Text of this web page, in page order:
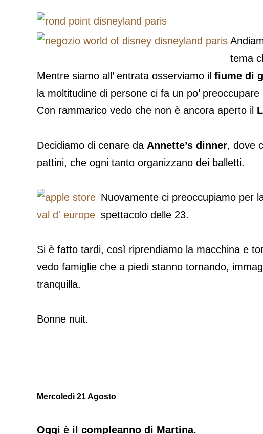
tema
Mentre siamo all’ entrata osserviamo il fiume di
la moltitudine di persone ci fa un po’ preoccupare
Con rammarico vedo che non è ancora aperto il
Decidiamo di cenare da Annette’s dinner, dove
pattini, che ogni tanto organizzano dei balletti.
Nuovamente ci preoccupiamo per
spettacolo delle 23.
Si è fatto tardi, così riprendiamo la macchina e
vedo famiglie che a piedi stanno tornando,
tranquilla.
Bonne nuit.
Mercoledì 21 Agosto
Oggi è il compleanno di Martina.